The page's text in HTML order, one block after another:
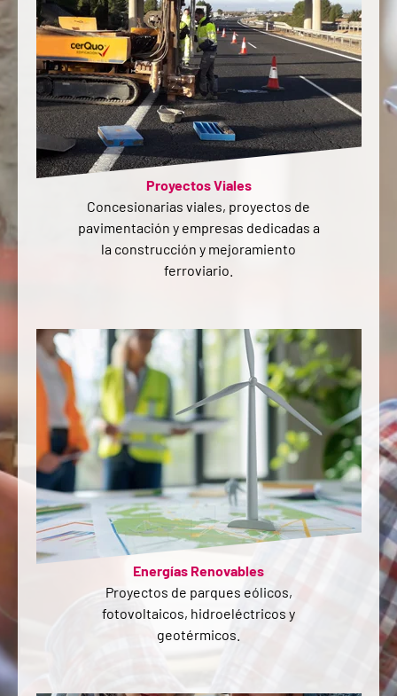
Proyectos Viales
Concesionarias viales, proyectos de
pavimentación y empresas dedicadas a
la construcción y mejoramiento
ferroviario.
Energías Renovables
Proyectos de parques eólicos,
fotovoltaicos, hidroeléctricos y
geotérmicos.